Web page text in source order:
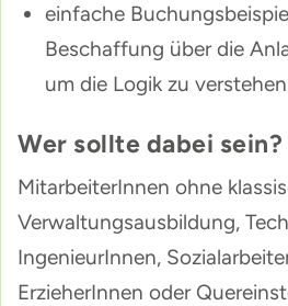
einfache
Beschaffung über die
um die Logik zu verstehen
Wer sollte dabei sein?
MitarbeiterInnen ohne
Verwaltungsausbildung,
IngenieurInnen,
ErzieherInnen oder